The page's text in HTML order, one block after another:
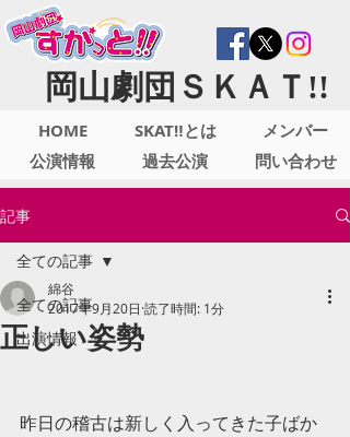
岡山劇団ＳＫＡＴ!!
HOME
公演情報
SKAT‼とは
過去公演
メンバー
問い合わせ
記事
全ての記事
出演情報
全ての記事
正しい姿勢
綿谷
2017年9月20日 読了時間: 1分
昨日の稽古は新しく入ってきた子ばか